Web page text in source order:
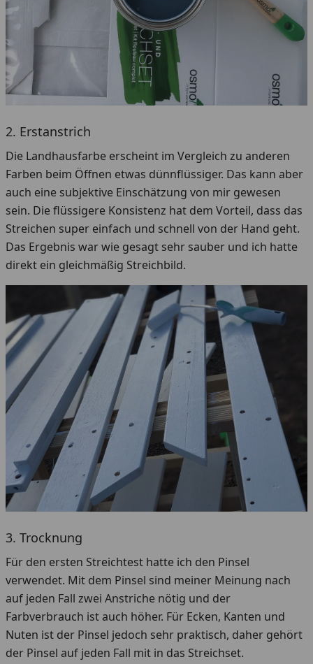
2. Erstanstrich
Die Landhausfarbe erscheint im Vergleich zu anderen
Farben beim Öffnen etwas dünnflüssiger. Das kann aber
auch eine subjektive Einschätzung von mir gewesen
sein. Die flüssigere Konsistenz hat dem Vorteil, dass das
Streichen super einfach und schnell von der Hand geht.
Das Ergebnis war wie gesagt sehr sauber und ich hatte
direkt ein gleichmäßig Streichbild.
3. Trocknung
Für den ersten Streichtest hatte ich den Pinsel
verwendet. Mit dem Pinsel sind meiner Meinung nach
auf jeden Fall zwei Anstriche nötig und der
Farbverbrauch ist auch höher. Für Ecken, Kanten und
Nuten ist der Pinsel jedoch sehr praktisch, daher gehört
der Pinsel auf jeden Fall mit in das Streichset.